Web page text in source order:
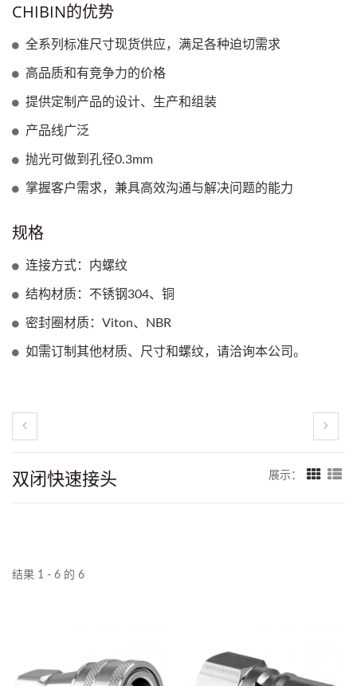
CHIBIN的优势
全系列标准尺寸现货供应，满足各种迫切需求
高品质和有竞争力的价格
提供定制产品的设计、生产和组装
产品线广泛
抛光可做到孔径0.3mm
掌握客户需求，兼具高效沟通与解决问题的能力
规格
连接方式：内螺纹
结构材质：不锈钢304、铜
密封圈材质：Viton、NBR
如需订制其他材质、尺寸和螺纹，请洽询本公司。
双闭快速接头 展示：
结果 1 - 6 的 6